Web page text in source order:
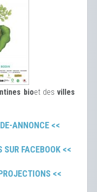
bioet desvilles
ANNONCE <<
SUR FACEBOOK <<
<<